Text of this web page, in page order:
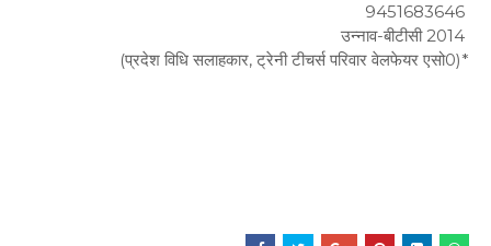
9451683646
उन्नाव-बीटीसी 2014
(प्रदेश विधि सलाहकार, ट्रेनी टीचर्स परिवार वेलफेयर एसो0)*